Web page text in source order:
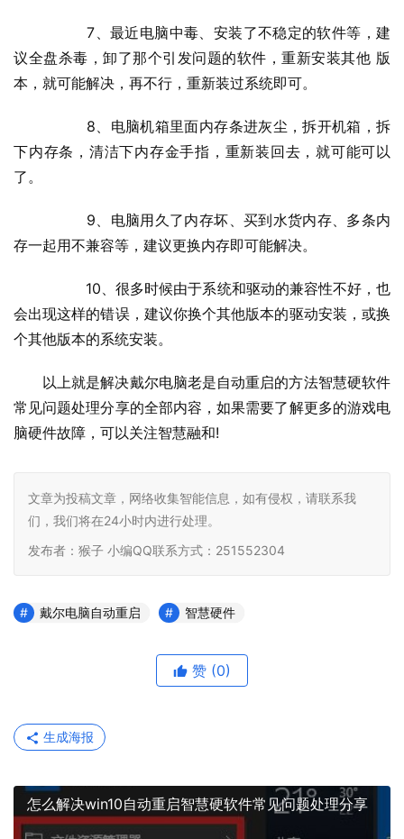
议全盘杀毒，卸了那个引发问题的软件，重新安装其他 版
本，就可能解决，再不行，重新装过系统即可。
下内存条，清洁下内存金手指，重新装回去，就可能可以
了。
存一起用不兼容等，建议更换内存即可能解决。
会出现这样的错误，建议你换个其他版本的驱动安装，或换
个其他版本的系统安装。
以上就是解决戴尔电脑老是自动重启的方法智慧硬软件
常见问题处理分享的全部内容，如果需要了解更多的游戏电
脑硬件故障，可以关注智慧融和
文章为投稿文章，网络收集智能信息，如有侵权，请联系我
们，我们将在24小时内进行处理。
发布者：猴子 小编QQ联系方式：251552304
戴尔电脑自动重启 智慧硬件
赞 (0)
生成海报
怎么解决win10自动重启智慧硬软件常见问题处理分享